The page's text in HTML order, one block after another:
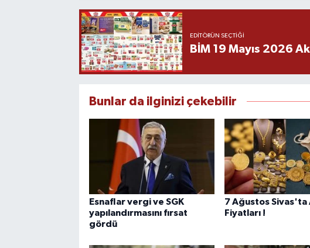
EDITÖRÜN SEÇTIĞI
BİM 19 Mayıs 2026
Bunlar da ilginizi çekebilir
Esnaflar vergi ve SGK
yapılandırmasını fırsat
gördü
7 Ağustos Sivas'ta
Fiyatları !